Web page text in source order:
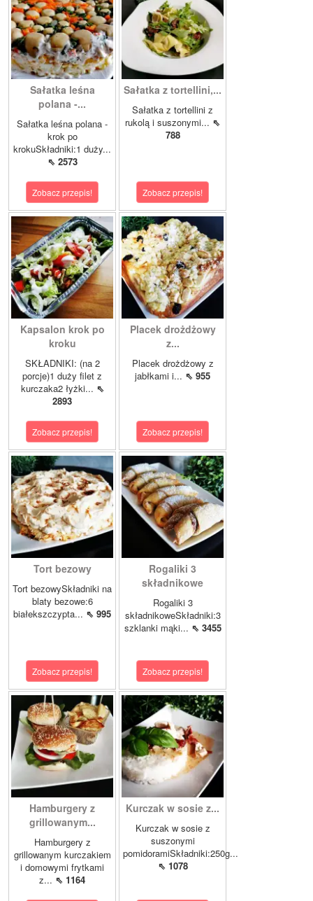
Sałatka leśna
polana -...
Sałatka leśna polana -
krok po
krokuSkładniki:1 duży...
⇖ 2573
Zobacz przepis!
Sałatka z tortellini,...
Sałatka z tortellini z
rukolą i suszonymi... ⇖
788
Zobacz przepis!
Kapsalon krok po
kroku
SKŁADNIKI: (na 2
porcje)1 duży filet z
kurczaka2 łyżki... ⇖
2893
Zobacz przepis!
Placek drożdżowy
z...
Placek drożdżowy z
jabłkami i... ⇖ 955
Zobacz przepis!
Tort bezowy
Tort bezowySkładniki na
blaty bezowe:6
białekszczypta... ⇖ 995
Zobacz przepis!
Rogaliki 3
składnikowe
Rogaliki 3
składnikoweSkładniki:3
szklanki mąki... ⇖ 3455
Zobacz przepis!
Hamburgery z
grillowanym...
Hamburgery z
grillowanym kurczakiem
i domowymi frytkami
z... ⇖ 1164
Kurczak w sosie z...
Kurczak w sosie z
suszonymi
pomidoramiSkładniki:250g...
⇖ 1078